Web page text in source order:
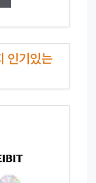
인기있는